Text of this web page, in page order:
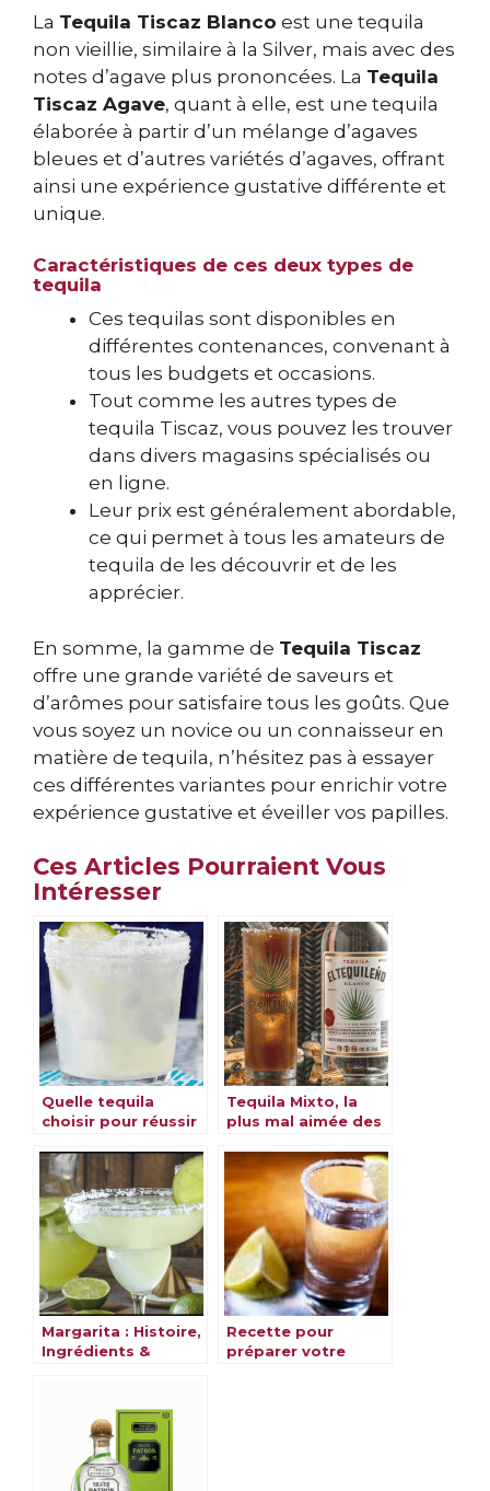
La Tequila Tiscaz Blanco est une tequila
non vieillie, similaire à la Silver, mais avec des
notes d’agave plus prononcées. La Tequila
Tiscaz Agave, quant à elle, est une tequila
élaborée à partir d’un mélange d’agaves
bleues et d’autres variétés d’agaves, offrant
ainsi une expérience gustative différente et
unique.
Caractéristiques de ces deux types de
tequila
Ces tequilas sont disponibles en
différentes contenances, convenant à
tous les budgets et occasions.
Tout comme les autres types de
tequila Tiscaz, vous pouvez les trouver
dans divers magasins spécialisés ou
en ligne.
Leur prix est généralement abordable,
ce qui permet à tous les amateurs de
tequila de les découvrir et de les
apprécier.
En somme, la gamme de Tequila Tiscaz
offre une grande variété de saveurs et
d’arômes pour satisfaire tous les goûts. Que
vous soyez un novice ou un connaisseur en
matière de tequila, n’hésitez pas à essayer
ces différentes variantes pour enrichir votre
expérience gustative et éveiller vos papilles.
Ces Articles Pourraient Vous
Intéresser
Quelle tequila
choisir pour réussir
Tequila Mixto, la
plus mal aimée des
Margarita : Histoire,
Ingrédients &
Recette pour
préparer votre